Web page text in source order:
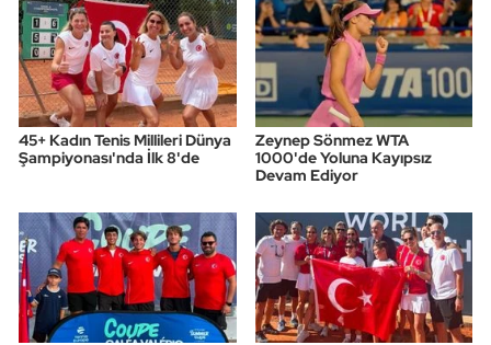
45+ Kadın Tenis Millileri Dünya
Şampiyonası'nda İlk 8'de
Zeynep Sönmez WTA
1000'de Yoluna Kayıpsız
Devam Ediyor